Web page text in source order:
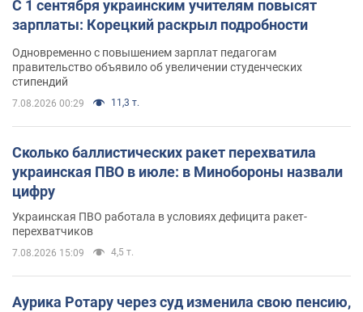
С 1 сентября украинским учителям повысят
зарплаты: Корецкий раскрыл подробности
Одновременно с повышением зарплат педагогам
правительство объявило об увеличении студенческих
стипендий
7.08.2026 00:29 11,3 т.
Сколько баллистических ракет перехватила
украинская ПВО в июле: в Минобороны назвали
цифру
Украинская ПВО работала в условиях дефицита ракет-
перехватчиков
7.08.2026 15:09 4,5 т.
Аурика Ротару через суд изменила свою пенсию,